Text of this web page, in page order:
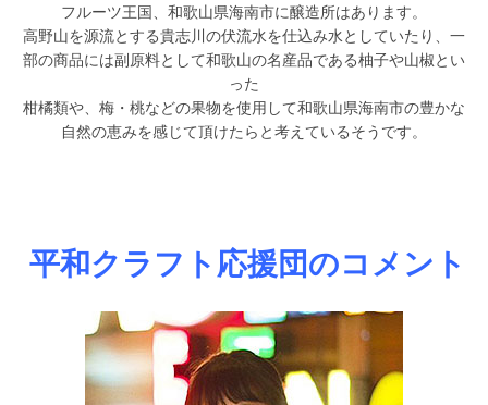
フルーツ王国、和歌山県海南市に醸造所はあります。
高野山を源流とする貴志川の伏流水を仕込み水としていたり、一
部の商品には副原料として和歌山の名産品である柚子や山椒とい
った
柑橘類や、梅・桃などの果物を使用して和歌山県海南市の豊かな
自然の恵みを感じて頂けたらと考えているそうです。
平和クラフト応援団のコメント